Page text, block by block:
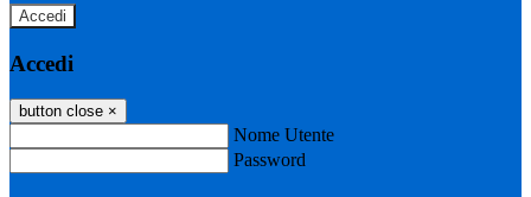
Accedi
Accedi
button close ×
Nome Utente
Password